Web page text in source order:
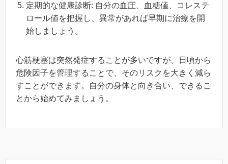
定期的な健康診断: 自分の血圧、血糖値、コレステ
ロール値を把握し、異常があれば早期に治療を開
始しましょう。
心筋梗塞は突然発症することが多いですが、日頃から
危険因子を管理することで、そのリスクを大きく減ら
すことができます。自分の身体と向き合い、できるこ
とから始めてみましょう。